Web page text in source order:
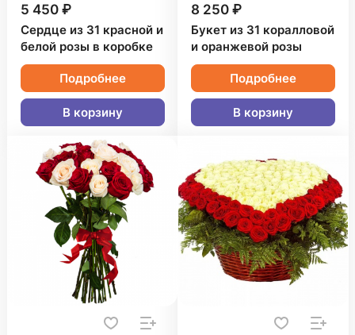
5 450 ₽
Сердце из 31 красной и
белой розы в коробке
Подробнее
В корзину
8 250 ₽
Букет из 31 коралловой
и оранжевой розы
Подробнее
В корзину